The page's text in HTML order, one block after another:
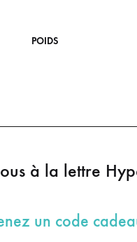
POIDS
à la lettre
un code